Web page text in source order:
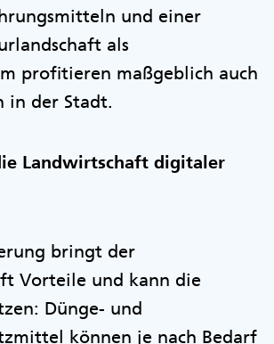
und einer
als
profitieren maßgeblich auch
in der Stadt.
Landwirtschaft digitaler
bringt der
Vorteile und kann die
Dünge- und
können je nach Bedarf